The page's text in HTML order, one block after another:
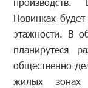
Новинках
этажности. В
планирутеся
общественно-
жилых зонах